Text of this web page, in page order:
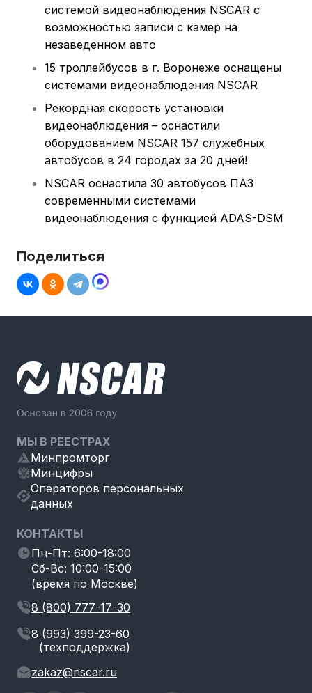
системой видеонаблюдения NSCAR с
возможностью записи с камер на
незаведенном авто
15 троллейбусов в г. Воронеже оснащены
системами видеонаблюдения NSCAR
Рекордная скорость установки
видеонаблюдения – оснастили
оборудованием NSCAR 157 служебных
автобусов в 24 городах за 20 дней!
NSCAR оснастила 30 автобусов ПАЗ
современными системами
видеонаблюдения с функцией ADAS-DSM
Поделиться
МЫ В РЕЕСТРАХ
Минпромторг
Минцифры
Операторов персональных
данных
КОНТАКТЫ
Пн-Пт: 6:00-18:00
Сб-Вс: 10:00-15:00
(время по Москве)
8 (800) 777-17-30
8 (993) 399-23-60
(техподдержка)
zakaz@nscar.ru